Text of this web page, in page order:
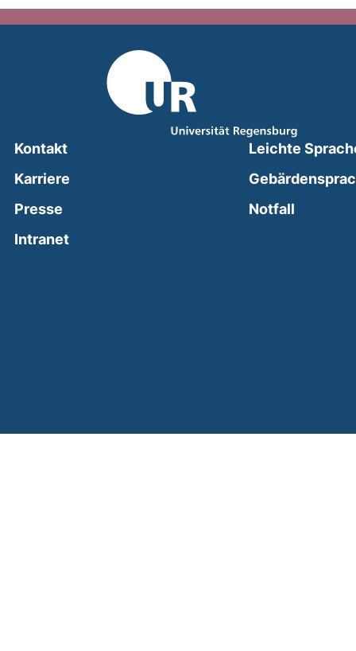
Kontakt
Karriere
Presse
Intranet(external link, opens in a new window)
Leichte
Notfall